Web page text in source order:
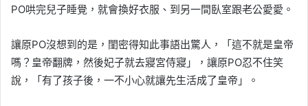
PO哄完兒子睡覺，就會換好衣服、到另一間臥室跟老公愛愛。
讓原PO沒想到的是，閨密得知此事語出驚人，「這不就是皇帝
嗎？皇帝翻牌，然後妃子就去寢宮侍寢」，讓原PO忍不住笑
說，「有了孩子後，一不小心就讓先生活成了皇帝」。